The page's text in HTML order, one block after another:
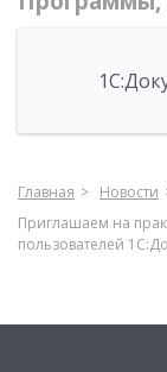
Главная
Новости
Приглашаем на
пользователей